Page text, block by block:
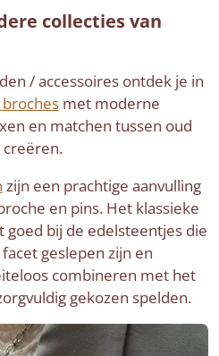
collecties van
/ accessoires ontdek je in
met moderne
en matchen tussen oud
creëren.
zijn een prachtige aanvulling
en pins. Het klassieke
goed bij de edelsteentjes die
geslepen zijn en
combineren met het
gekozen spelden.